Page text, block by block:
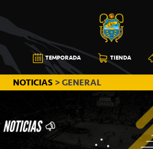
a
la
navegación
principal
al
contenido
principal
a
la
barra
lateral
principal
CB
CANARIAS
TEMPORADA TIENDA
NOTICIAS > GENERAL